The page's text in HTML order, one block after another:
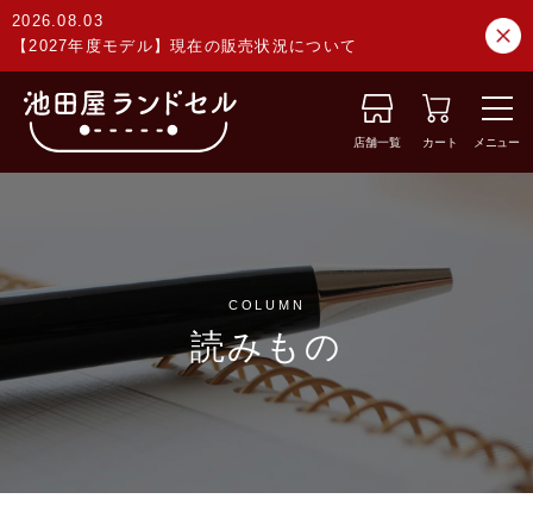
2026.08.03
【2027年度モデル】現在の販売状況について
店舗一覧 カート メニュー
COLUMN
読みもの